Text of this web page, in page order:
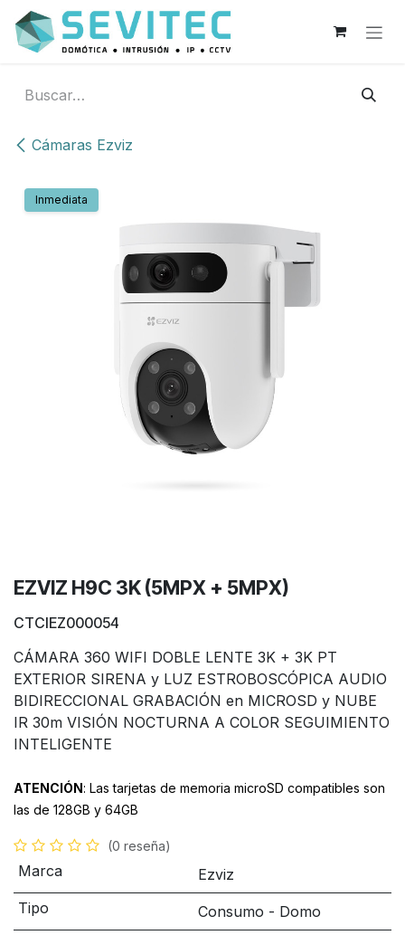
Ir al contenido
Cámaras Ezviz
Inmediata
EZVIZ H9C 3K (5MPX + 5MPX)
CTCIEZ000054
CÁMARA 360 WIFI DOBLE LENTE 3K + 3K PT
EXTERIOR SIRENA y LUZ ESTROBOSCÓPICA AUDIO
BIDIRECCIONAL GRABACIÓN en MICROSD y NUBE
IR 30m VISIÓN NOCTURNA A COLOR SEGUIMIENTO
INTELIGENTE
ATENCIÓN: Las tarjetas de memoria microSD compatibles son
las de 128GB y 64GB
(0 reseña)
Marca
Ezviz
Tipo
Consumo - Domo